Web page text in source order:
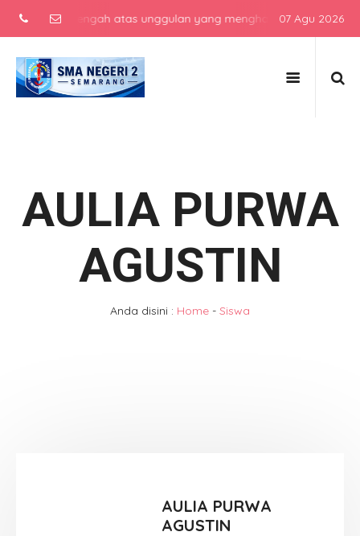
menengah atas unggulan yang menghasilkan lulusan
07 Agu 2026
AULIA PURWA
AGUSTIN
Anda disini : Home - Siswa
AULIA PURWA
AGUSTIN